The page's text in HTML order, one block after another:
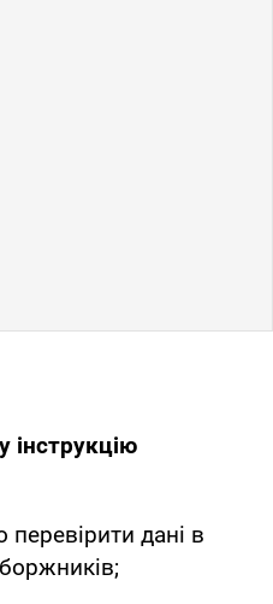
інструкцію
перевірити дані в